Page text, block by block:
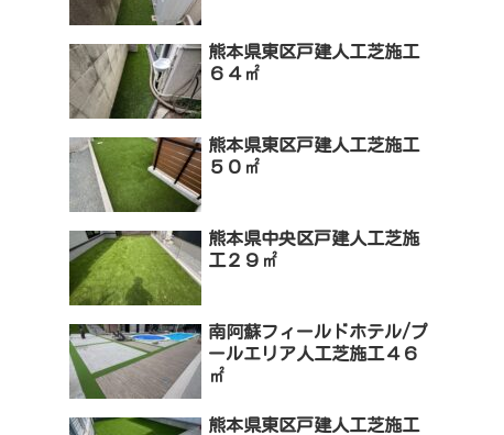
熊本県東区戸建人工芝施工
６４㎡
熊本県東区戸建人工芝施工
５０㎡
熊本県中央区戸建人工芝施
工２９㎡
南阿蘇フィールドホテル/プ
ールエリア人工芝施工４６
㎡
熊本県東区戸建人工芝施工